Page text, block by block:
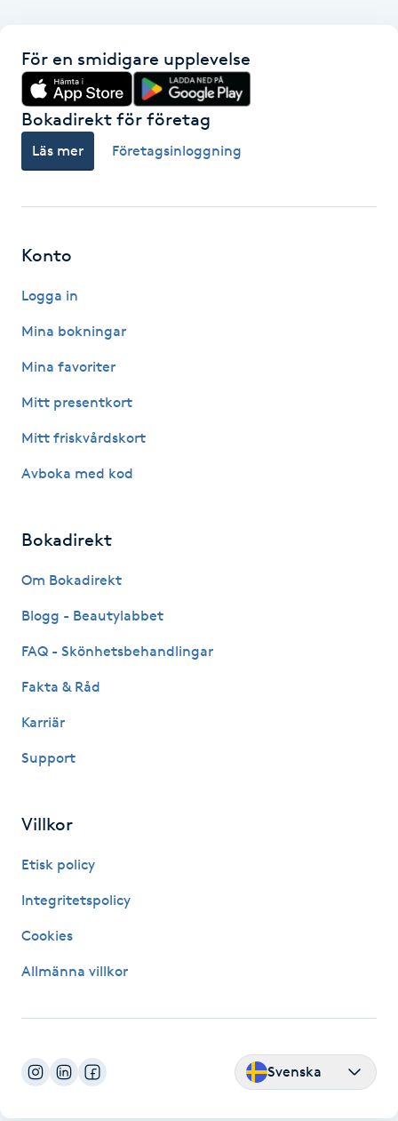
Japansk massage
K
Kemisk peeling
Keratinbehandling
Kinesisk medicin
Kiropraktik
Klippning
Klippning ungdom
Koppningsmassage
Kroppspeeling
Käkledsbehandling
Laserbehandling
Lashlift Keratin
För en smidigare upplevelse
Bokadirekt för företag
Läs mer Företagsinloggning
Konto
Logga in
Mina bokningar
Mina favoriter
Mitt presentkort
Mitt friskvårdskort
Avboka med kod
Bokadirekt
Om Bokadirekt
Blogg - Beautylabbet
FAQ - Skönhetsbehandlingar
Fakta & Råd
Karriär
Support
Villkor
Etisk policy
Integritetspolicy
Cookies
Allmänna villkor
Svenska